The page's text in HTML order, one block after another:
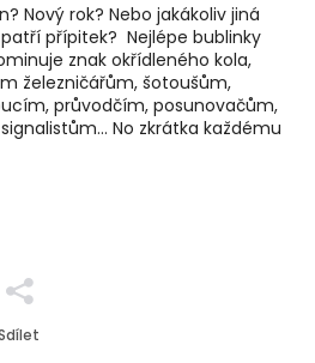
Nový rok? Nebo jakákoliv jiná
přípitek? Nejlépe bublinky
znak okřídleného kola,
železničářům, šotoušům,
průvodčím, posunovačům,
No zkrátka každému